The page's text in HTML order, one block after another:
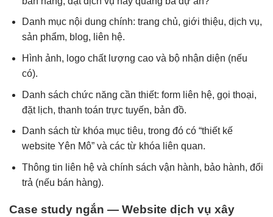
Danh mục nội dung chính: trang chủ, giới thiệu, dịch vụ,
sản phẩm, blog, liên hệ.
Hình ảnh, logo chất lượng cao và bộ nhận diện (nếu
có).
Danh sách chức năng cần thiết: form liên hệ, gọi thoại,
đặt lịch, thanh toán trực tuyến, bản đồ.
Danh sách từ khóa mục tiêu, trong đó có “thiết kế
website Yên Mô” và các từ khóa liên quan.
Thông tin liên hệ và chính sách vận hành, bảo hành, đổi
trả (nếu bán hàng).
Case study ngắn — Website dịch vụ xây